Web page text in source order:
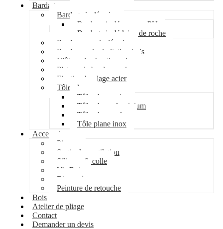
Bardage
Bardage isolé acier
Bardage isolé mousse PU
Bardage isolé laine de roche
Bardage non isolé acier
Bardage acier imitation bois
Clôture de chantier acier
Plateau de bardage acier
Fixation bardage acier
Tôle plane
Tôle plane acier
Tôle plane aluminium
Tôle plane galva
Tôle plane inox
Accessoires
Pipeco
Sortie de ventilation
Silicone & colle
Vis Bois
Disque à tronçonner
Peinture de retouche
Bois
Atelier de pliage
Contact
Demander un devis